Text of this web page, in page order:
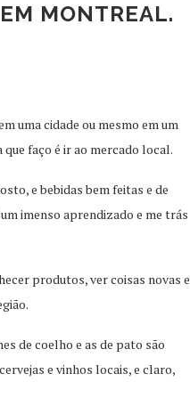
MONTREAL.
uma cidade ou mesmo em um
faço é ir ao mercado local.
e bebidas bem feitas e de
imenso aprendizado e me trás
produtos, ver coisas novas e
de coelho e as de pato são
e vinhos locais, e claro,